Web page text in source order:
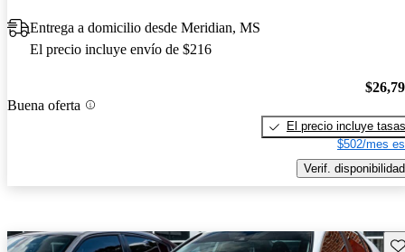
Entrega a domicilio desde Meridian, MS
El precio incluye envío de $216
Buena oferta
El precio incluye tasas
$502/mes
Verif. disponibilidad